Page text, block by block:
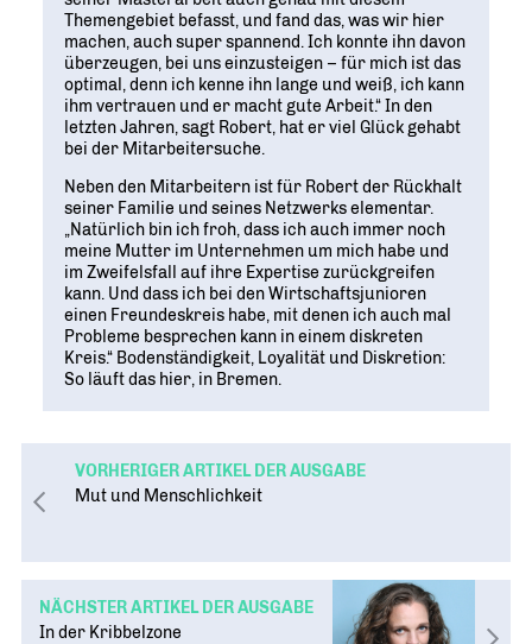
Themengebiet befasst, und fand das, was wir hier
machen, auch super spannend. Ich konnte ihn davon
überzeugen, bei uns einzusteigen – für mich ist das
optimal, denn ich kenne ihn lange und weiß, ich kann
ihm vertrauen und er macht gute Arbeit.“ In den
letzten Jahren, sagt Robert, hat er viel Glück gehabt
bei der Mitarbeitersuche.
Neben den Mitarbeitern ist für Robert der Rückhalt
seiner Familie und seines Netzwerks elementar.
„Natürlich bin ich froh, dass ich auch immer noch
meine Mutter im Unternehmen um mich habe und
im Zweifelsfall auf ihre Expertise zurückgreifen
kann. Und dass ich bei den Wirtschaftsjunioren
einen Freundeskreis habe, mit denen ich auch mal
Probleme besprechen kann in einem diskreten
Kreis.“ Bodenständigkeit, Loyalität und Diskretion:
So läuft das hier, in Bremen.
VORHERIGER ARTIKEL DER AUSGABE
Mut und Menschlichkeit
NÄCHSTER ARTIKEL DER AUSGABE
In der Kribbelzone